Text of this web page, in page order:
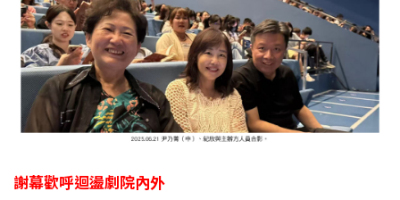
謝幕歡呼迴盪劇院內外